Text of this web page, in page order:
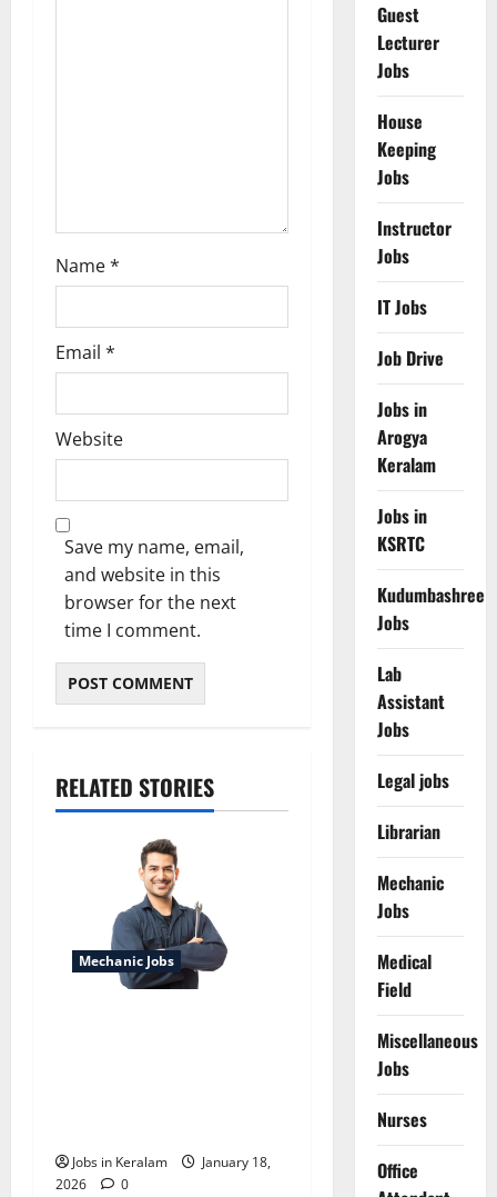
Name*
Email *
Website
Save my name, email,
and website in this
browser for the next
time I comment.
RELATED STORIES
Mechanic Jobs
Jobs in Keralam
January 18,
2026
0
Guest
Lecturer
Jobs
House
Keeping
Jobs
Instructor
Jobs
IT Jobs
Job Drive
Jobs in
Arogya
Keralam
Jobs in
KSRTC
Kudumbashree
Jobs
Lab
Assistant
Jobs
Legal jobs
Librarian
Mechanic
Jobs
Medical
Field
Miscellaneous
Jobs
Nurses
Office